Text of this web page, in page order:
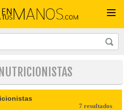
7 resultados